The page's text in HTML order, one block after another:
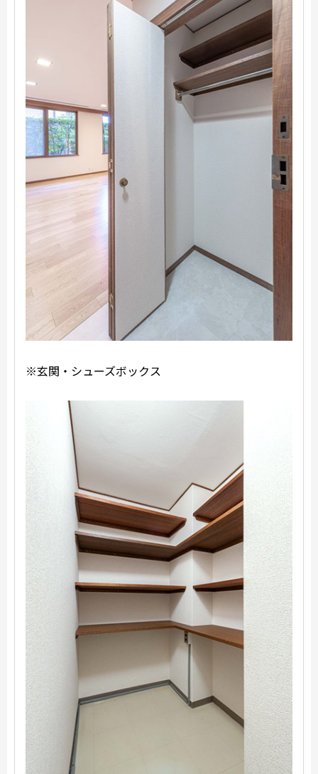
※玄関・シューズボックス